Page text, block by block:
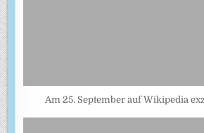
Am 25. September auf Wikipedia